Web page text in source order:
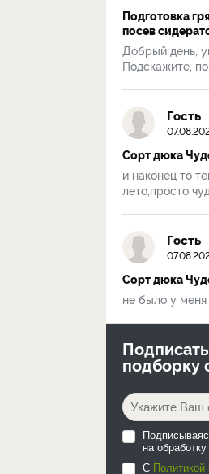
Подготовка
посев
Добрый день,
Подскажите,
Гость
Сорт дюка
и наконец то
лето,просто
Гость
Сорт дюка
не было у меня
подборку
на
С